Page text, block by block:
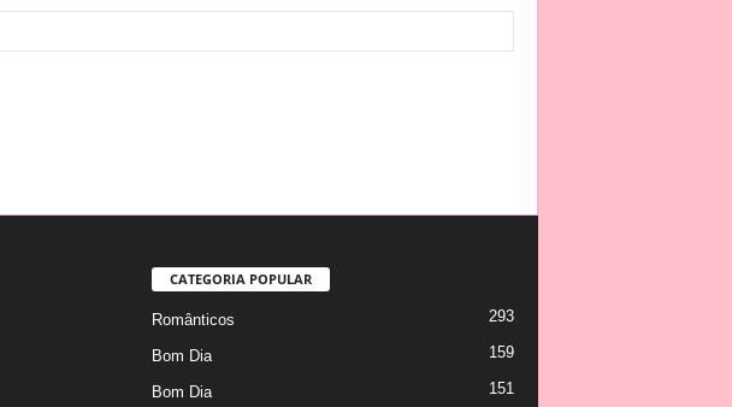
CATEGORIA POPULAR
Românticos 293
Bom Dia 159
Bom Dia 151